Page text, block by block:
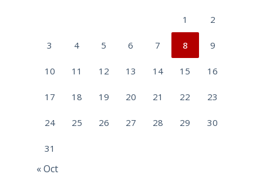
1 2
3 4 5 6 7 8 9
10 11 12 13 14 15 16
17 18 19 20 21 22 23
24 25 26 27 28 29 30
31
« Oct